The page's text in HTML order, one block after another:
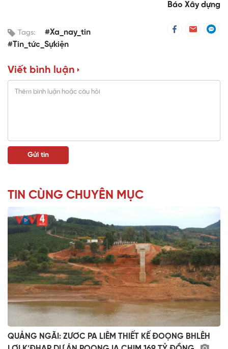
Báo Xây dựng
Tags:
#Xa_nay_tin
#Tin_tức_Sựkiện
Viết bình luận
TIN CÙNG CHUYÊN MỤC
QUẢNG NGÃI: ZƯƠC PA LIÊM THIẾT KẾ ĐOỌNG BHLÊH